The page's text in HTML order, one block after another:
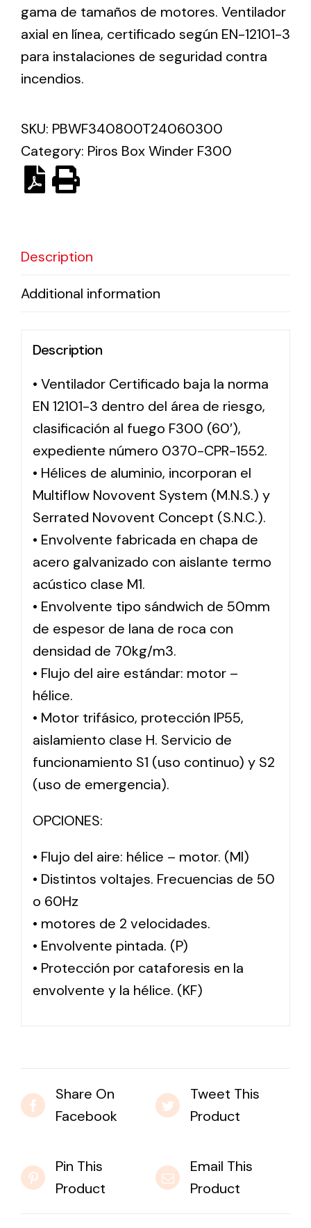
Solar lighting
Variety of solar solutions for all kinds of needs.
gama de tamaños de motores. Ventilador
axial en línea, certificado según EN-12101-3
para instalaciones de seguridad contra
incendios.
SKU: PBWF340800T24060300
Category: Piros Box Winder F300
Description
Additional information
Description
• Ventilador Certificado baja la norma
EN 12101-3 dentro del área de riesgo,
clasificación al fuego F300 (60′),
expediente número 0370-CPR-1552.
• Hélices de aluminio, incorporan el
Multiflow Novovent System (M.N.S.) y
Serrated Novovent Concept (S.N.C.).
• Envolvente fabricada en chapa de
acero galvanizado con aislante termo
acústico clase M1.
• Envolvente tipo sándwich de 50mm
de espesor de lana de roca con
densidad de 70kg/m3.
• Flujo del aire estándar: motor –
hélice.
• Motor trifásico, protección IP55,
aislamiento clase H. Servicio de
funcionamiento S1 (uso continuo) y S2
(uso de emergencia).
OPCIONES:
• Flujo del aire: hélice – motor. (MI)
• Distintos voltajes. Frecuencias de 50
o 60Hz
• motores de 2 velocidades.
• Envolvente pintada. (P)
• Protección por cataforesis en la
envolvente y la hélice. (KF)
Share On
Facebook
Tweet This
Product
Pin This
Product
Email This
Product